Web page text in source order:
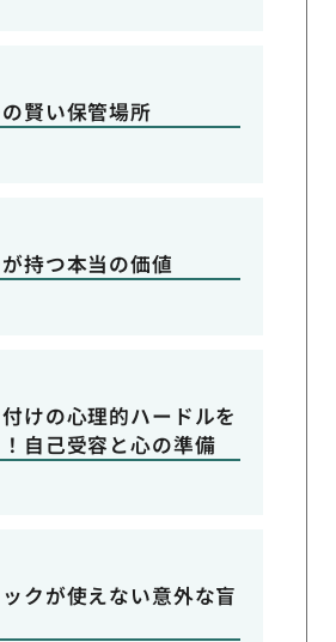
賢い保管場所
持つ本当の価値
けの心理的ハードルを
自己受容と心の準備
クが使えない意外な盲